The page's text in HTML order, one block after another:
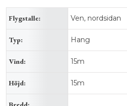
Flygstalle: Ven, nordsidan
Typ: Hang
Vind: 15m
Höjd: 15m